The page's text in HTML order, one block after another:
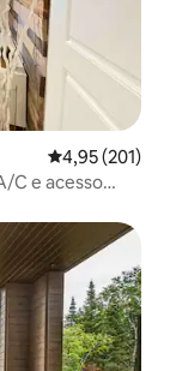
4,95 de uma
4,95 (201)
C e acesso